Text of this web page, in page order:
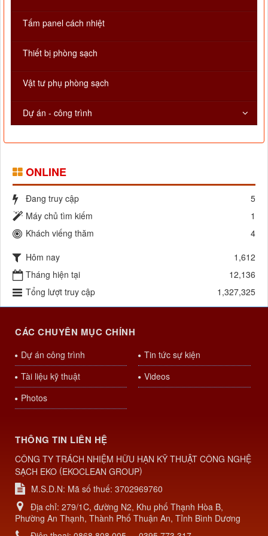
Tấm panel cách nhiệt
Thiết bị phòng sạch
Vật tư phụ phòng sạch
Dự án - công trình
ONLINE
Đang truy cập
5
Máy chủ tìm kiếm
1
Khách viếng thăm
4
Hôm nay
1,612
Tháng hiện tại
12,136
Tổng lượt truy cập
1,327,325
CÁC CHUYÊN MỤC CHÍNH
Dự án công trình
Tin tức sự kiện
Tài liệu kỹ thuật
Videos
Photos
THÔNG TIN LIÊN HỆ
CÔNG TY TRÁCH NHIỆM HỮU HẠN KỸ THUẬT CÔNG NGHỆ
SẠCH EKO (EKOCLEAN GROUP)
M.S.D.N: Mã số thuế: 3702969760
Địa chỉ: 279/1C, đường N2, Khu phố Thạnh Hòa B,
Phường An Thạnh, Thành Phố Thuận An, Tỉnh Bình Dương